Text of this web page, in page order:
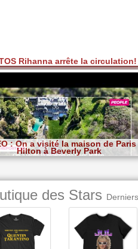
Rihanna arrête la circulation!
: On a visité la maison de Paris
Hilton à Beverly Park
des Stars